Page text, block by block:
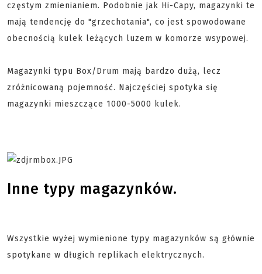
częstym zmienianiem. Podobnie jak Hi-Capy, magazynki te
mają tendencję do "grzechotania", co jest spowodowane
obecnością kulek leżących luzem w komorze wsypowej.
Magazynki typu Box/Drum mają bardzo dużą, lecz
zróżnicowaną pojemność. Najczęściej spotyka się
magazynki mieszczące 1000-5000 kulek.
Inne typy magazynków.
Wszystkie wyżej wymienione typy magazynków są głównie
spotykane w długich replikach elektrycznych.